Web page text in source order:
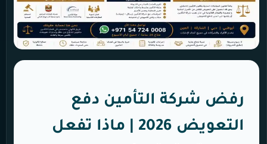
رفض شركة التأمين دفع
التعويض 2026 | ماذا تفعل